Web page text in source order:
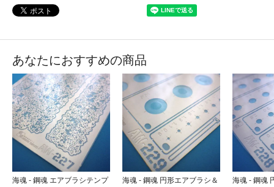
あなたにおすすめの商品
海魂 - 鋼魂 エアブラシテンプ
海魂 - 鋼魂 円形エアブラシ＆
海魂 - 鋼魂